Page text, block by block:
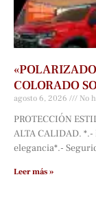
COLORADO
agosto 6, 2026 No
PROTECCIÓN
ALTA CALIDAD.
elegancia*.-
Leer más »